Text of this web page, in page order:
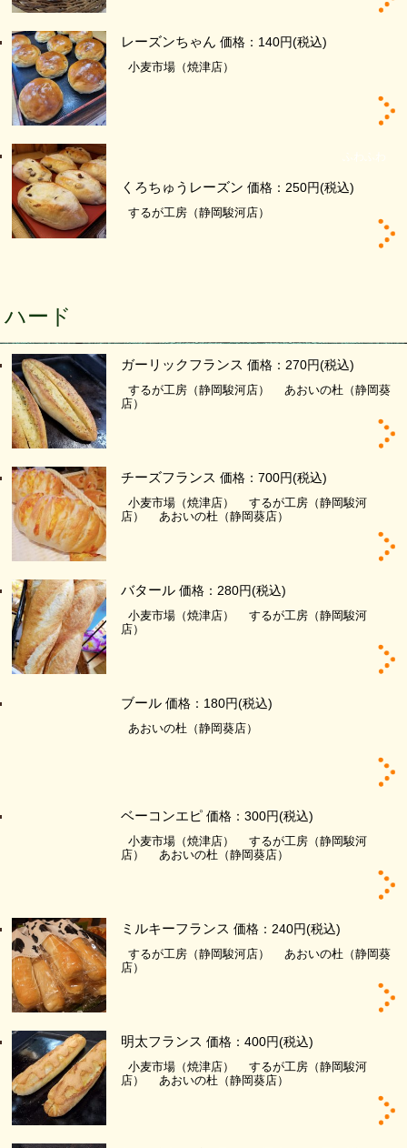
レーズンちゃん 価格：140円(税込)
小麦市場（焼津店）
くろちゅうレーズン 価格：250円(税込)
するが工房（静岡駿河店）
ハード
ガーリックフランス 価格：270円(税込)
するが工房（静岡駿河店）
あおいの杜（静岡葵
店）
チーズフランス 価格：700円(税込)
小麦市場（焼津店）
するが工房（静岡駿河
店）
あおいの杜（静岡葵店）
バタール 価格：280円(税込)
小麦市場（焼津店）
するが工房（静岡駿河
店）
ブール 価格：180円(税込)
あおいの杜（静岡葵店）
ベーコンエピ 価格：300円(税込)
小麦市場（焼津店）
するが工房（静岡駿河
店）
あおいの杜（静岡葵店）
ミルキーフランス 価格：240円(税込)
するが工房（静岡駿河店）
あおいの杜（静岡葵
店）
明太フランス 価格：400円(税込)
小麦市場（焼津店）
するが工房（静岡駿河
店）
あおいの杜（静岡葵店）